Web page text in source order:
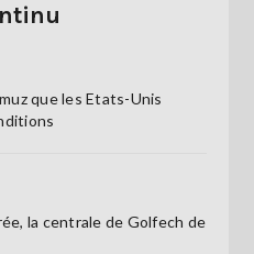
que les Etats-Unis
la centrale de Golfech de